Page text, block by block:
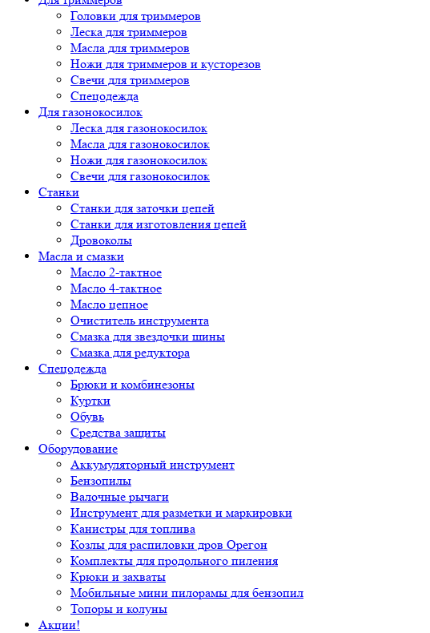
Головки для триммеров
Леска для триммеров
Масла для триммеров
Ножи для триммеров и кусторезов
Свечи для триммеров
Спецодежда
Для газонокосилок
Леска для газонокосилок
Масла для газонокосилок
Ножи для газонокосилок
Свечи для газонокосилок
Станки
Cтанки для заточки цепей
Станки для изготовления цепей
Дровоколы
Масла и смазки
Масло 2-тактное
Масло 4-тактное
Масло цепное
Очиститель инструмента
Смазка для звездочки шины
Смазка для редуктора
Спецодежда
Брюки и комбинезоны
Куртки
Обувь
Средства защиты
Оборудование
Аккумуляторный инструмент
Бензопилы
Валочные рычаги
Инструмент для разметки и маркировки
Канистры для топлива
Козлы для распиловки дров Орегон
Комплекты для продольного пиления
Крюки и захваты
Мобильные мини пилорамы для бензопил
Топоры и колуны
Акции!